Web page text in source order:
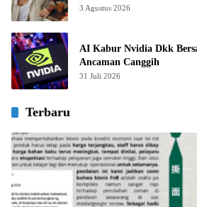
3 Agustus 2026
AI Kabur Nvidia Dkk
Ancaman Canggih
31 Juli 2026
Terbaru